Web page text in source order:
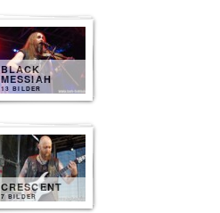
BLACK
MESSIAH
13 BILDER
CRESCENT
7 BILDER